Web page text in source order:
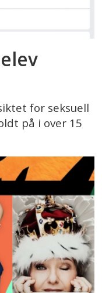
for seksuell
på i over 15